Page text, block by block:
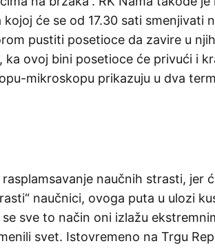
će se od 17.30 sati smenjivati
pustiti posetioce da zavire u
ka ovoj bini posetioce će privući i
mikroskopu prikazuju u dva
naučnih strasti, jer
naučnici, ovoga puta u ulozi
sve to način oni izlažu
svet. Istovremeno na Trgu